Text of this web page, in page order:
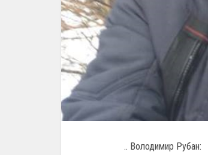
.. Володимир Рубан: